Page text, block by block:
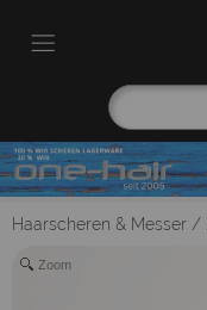
Haarscheren & Messer /
Zoom